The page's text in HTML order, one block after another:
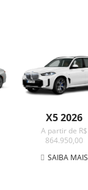
X5 2026
A partir de R$
864.950,00
SAIBA MAIS